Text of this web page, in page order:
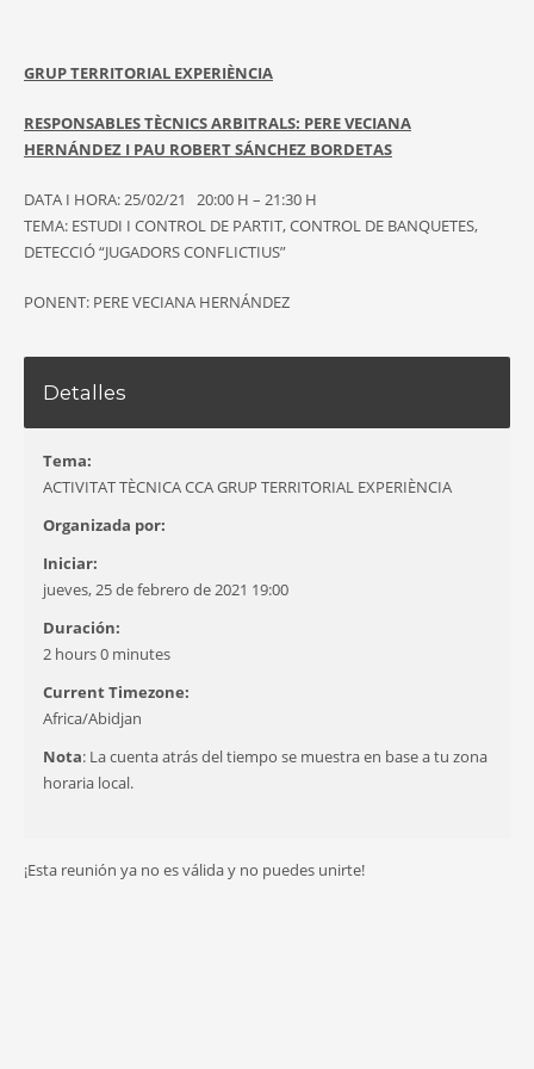
GRUP TERRITORIAL EXPERIÈNCIA
RESPONSABLES TÈCNICS ARBITRALS: PERE VECIANA
HERNÁNDEZ I PAU ROBERT SÁNCHEZ BORDETAS
DATA I HORA: 25/02/21 20:00 H – 21:30 H
TEMA: ESTUDI I CONTROL DE PARTIT, CONTROL DE BANQUETES,
DETECCIÓ “JUGADORS CONFLICTIUS”
PONENT: PERE VECIANA HERNÁNDEZ
Detalles
Tema:
ACTIVITAT TÈCNICA CCA GRUP TERRITORIAL EXPERIÈNCIA
Organizada por:
Iniciar:
jueves, 25 de febrero de 2021 19:00
Duración:
2 hours 0 minutes
Current Timezone:
Africa/Abidjan
Nota: La cuenta atrás del tiempo se muestra en base a tu zona
horaria local.
¡Esta reunión ya no es válida y no puedes unirte!